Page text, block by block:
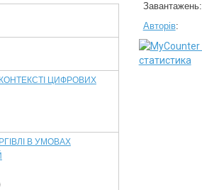
ЦИФРОВИХ
В УМОВАХ
Завантажень:
Авторів: